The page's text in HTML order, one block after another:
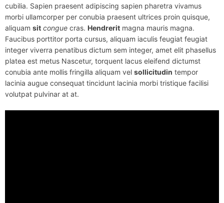
cubilia. Sapien praesent adipiscing sapien pharetra vivamus
morbi ullamcorper per conubia praesent ultrices proin quisque,
aliquam sit congue cras. Hendrerit magna mauris magna.
Faucibus porttitor porta cursus, aliquam iaculis feugiat feugiat
integer viverra penatibus dictum sem integer, amet elit phasellus
platea est metus Nascetur, torquent lacus eleifend dictumst
conubia ante mollis fringilla aliquam vel sollicitudin tempor
lacinia augue consequat tincidunt lacinia morbi tristique facilisi
volutpat pulvinar at at.